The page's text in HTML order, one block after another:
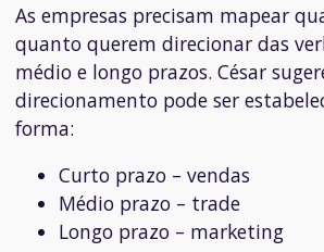
As empresas precisam mapear
quanto querem direcionar das
médio e longo prazos. César
direcionamento pode ser
forma:
Curto prazo – vendas
Médio prazo – trade
Longo prazo – marketing